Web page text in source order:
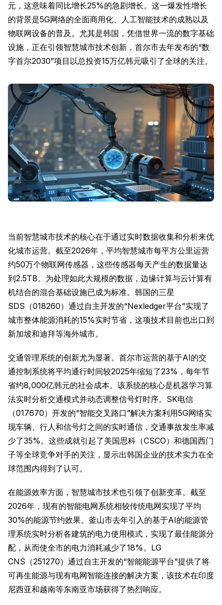
元，这意味着同比增长25%的急剧增长。这一爆发性增长
的背景是5G网络的全面商用化、人工智能技术的成熟以及
物联网设备的普及。尤其是韩国，凭借世界一流的数字基础
设施，正在引领智慧城市技术创新，首尔市去年发布的“数
字首尔2030”项目以总投资15万亿韩元吸引了全球的关注。
当前智慧城市技术的核心在于通过实时数据收集和分析来优
化城市运营。截至2026年，平均智慧城市每平方公里运营
约50万个物联网传感器，这些传感器每天产生的数据量达
到2.5TB。为处理如此大规模的数据，边缘计算与云计算有
机结合的混合基础设施已成为标准。韩国的三星
SDS（018260）通过自主开发的“Nexledger平台”实现了
城市整体能源消耗的15%实时节省，这项技术目前也出口到
新加坡和迪拜等海外城市。
交通管理系统的创新尤为显著。首尔市运营的基于AI的交
通控制系统将平均通行时间较2025年缩短了23%，每年节
省约8,000亿韩元的社会成本。该系统的核心是机器学习算
法实时分析交通模式并动态调整信号灯时序。SK电信
（017670）开发的“智能交叉路口”解决方案利用5G网络实
现车辆、行人和信号灯之间的实时通信，交通事故发生率减
少了35%。这些成就引起了美国思科（CSCO）和德国西门
子等全球竞争对手的关注，显示出韩国企业的技术实力在全
球范围内得到了认可。
在能源效率方面，智慧城市技术也引领了创新变革。截至
2026年，现有的智能电网系统相较传统电网实现了平均
30%的能源节约效果。釜山市去年引入的基于AI的能源管
理系统实时分析各建筑的电力使用模式，实现了最佳能源分
配，从而使全市的电力消耗减少了18%。LG
CNS（251270）通过自主开发的“智能能源平台”提供了将
可再生能源与现有电网智能连接的解决方案，该技术在印度
尼西亚和越南等东南亚市场获得了热烈响应。